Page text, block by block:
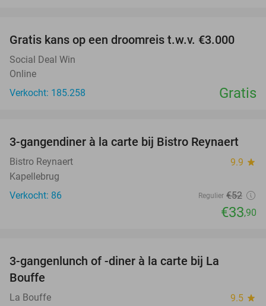
Gratis kans op een droomreis t.w.v. €3.000
Social Deal Win
Online
Verkocht: 185.258
Gratis
35%
3-gangendiner à la carte bij Bistro Reynaert
Bistro Reynaert 9.9 star
Kapellebrug
Verkocht: 86
Regulier €52
€33,90
3-gangenlunch of -diner à la carte bij La
Bouffe
La Bouffe 9.5 star